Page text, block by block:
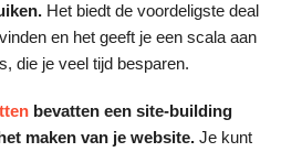
Het biedt de voordeligste deal
en het geeft je een scala aan
die je veel tijd besparen.
bevatten een site-building
maken van je website. Je kunt